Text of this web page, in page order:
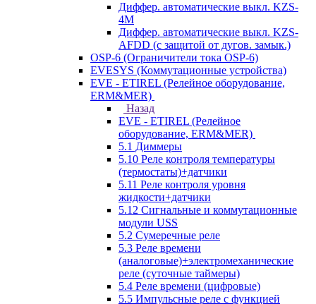
Диффер. автоматические выкл. KZS-
4M
Диффер. автоматические выкл. KZS-
AFDD (с защитой от дугов. замык.)
OSP-6 (Ограничители тока OSP-6)
EVESYS (Коммутационные устройства)
EVE - ETIREL (Релейное оборудование,
ERM&MER)
Назад
EVE - ETIREL (Релейное
оборудование, ERM&MER)
5.1 Диммеры
5.10 Реле контроля температуры
(термостаты)+датчики
5.11 Реле контроля уровня
жидкости+датчики
5.12 Сигнальные и коммутационные
модули USS
5.2 Сумеречные реле
5.3 Реле времени
(аналоговые)+электромеханические
реле (суточные таймеры)
5.4 Реле времени (цифровые)
5.5 Импульсные реле с функцией